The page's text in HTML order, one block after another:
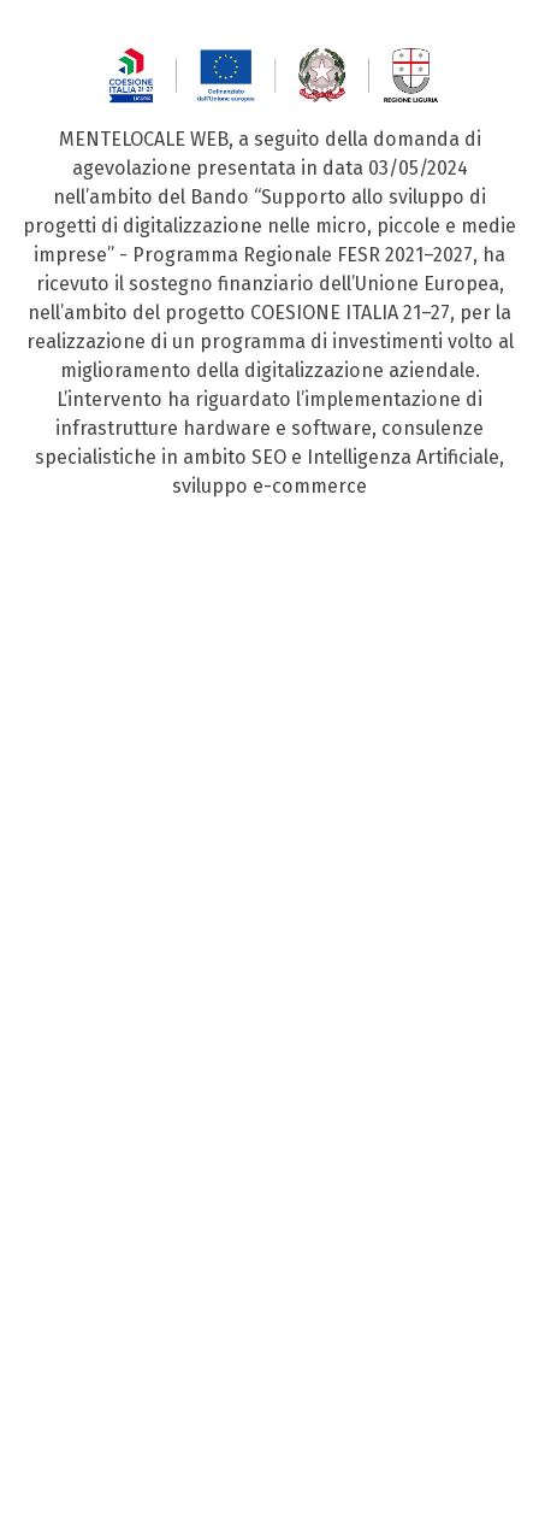
MENTELOCALE WEB, a seguito della domanda di
agevolazione presentata in data 03/05/2024
nell’ambito del Bando “Supporto allo sviluppo di
progetti di digitalizzazione nelle micro, piccole e medie
imprese” - Programma Regionale FESR 2021–2027, ha
ricevuto il sostegno finanziario dell’Unione Europea,
nell’ambito del progetto COESIONE ITALIA 21–27, per la
realizzazione di un programma di investimenti volto al
miglioramento della digitalizzazione aziendale.
L’intervento ha riguardato l’implementazione di
infrastrutture hardware e software, consulenze
specialistiche in ambito SEO e Intelligenza Artificiale,
sviluppo e-commerce